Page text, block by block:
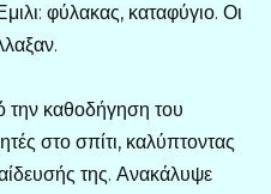
φύλακας, καταφύγιο. Οι
την καθοδήγηση του
στο σπίτι, καλύπτοντας
της. Ανακάλυψε